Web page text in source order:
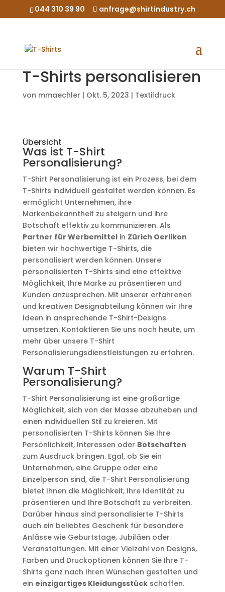
044 310 39 90 anfrage@shirtindustry.ch
T-Shirts personalisieren
von mmaechler | Okt. 5, 2023 | Textildruck
Übersicht
Was ist T-Shirt
Personalisierung?
T-Shirt Personalisierung ist ein Prozess, bei dem
T-Shirts individuell gestaltet werden können. Es
ermöglicht Unternehmen, ihre
Markenbekanntheit zu steigern und ihre
Botschaft effektiv zu kommunizieren. Als
Partner für Werbemittelin Zürich Oerlikon
bieten wir hochwertige T-Shirts, die
personalisiert werden können. Unsere
personalisierten T-Shirts sind eine effektive
Möglichkeit, Ihre Marke zu präsentieren und
Kunden anzusprechen. Mit unserer erfahrenen
und kreativen Designabteilung können wir Ihre
Ideen in ansprechende T-Shirt-Designs
umsetzen. Kontaktieren Sie uns noch heute, um
mehr über unsere T-Shirt
Personalisierungsdienstleistungen zu erfahren.
Warum T-Shirt
Personalisierung?
T-Shirt Personalisierung ist eine großartige
Möglichkeit, sich von der Masse abzuheben und
einen individuellen Stil zu kreieren. Mit
personalisierten T-Shirts können Sie Ihre
Persönlichkeit, Interessen oder Botschaften
zum Ausdruck bringen. Egal, ob Sie ein
Unternehmen, eine Gruppe oder eine
Einzelperson sind, die T-Shirt Personalisierung
bietet Ihnen die Möglichkeit, Ihre Identität zu
präsentieren und Ihre Botschaft zu verbreiten.
Darüber hinaus sind personalisierte T-Shirts
auch ein beliebtes Geschenk für besondere
Anlässe wie Geburtstage, Jubiläen oder
Veranstaltungen. Mit einer Vielzahl von Designs,
Farben und Druckoptionen können Sie Ihre T-
Shirts ganz nach Ihren Wünschen gestalten und
ein einzigartiges Kleidungsstückschaffen.